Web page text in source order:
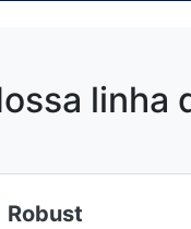
linha
Robust